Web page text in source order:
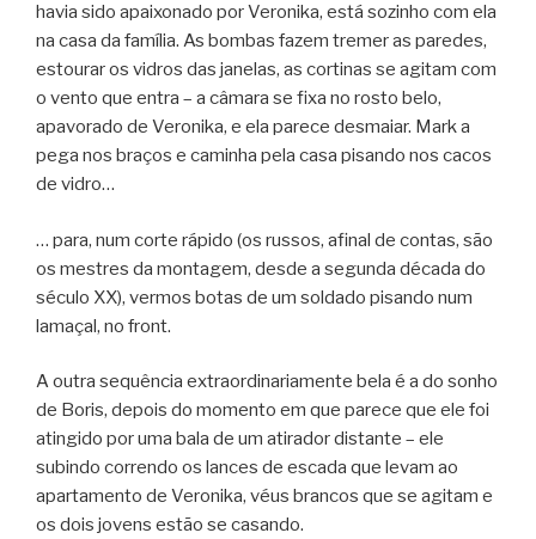
havia sido apaixonado por Veronika, está sozinho com ela
na casa da família. As bombas fazem tremer as paredes,
estourar os vidros das janelas, as cortinas se agitam com
o vento que entra – a câmara se fixa no rosto belo,
apavorado de Veronika, e ela parece desmaiar. Mark a
pega nos braços e caminha pela casa pisando nos cacos
de vidro…
… para, num corte rápido (os russos, afinal de contas, são
os mestres da montagem, desde a segunda década do
século XX), vermos botas de um soldado pisando num
lamaçal, no front.
A outra sequência extraordinariamente bela é a do sonho
de Boris, depois do momento em que parece que ele foi
atingido por uma bala de um atirador distante – ele
subindo correndo os lances de escada que levam ao
apartamento de Veronika, véus brancos que se agitam e
os dois jovens estão se casando.